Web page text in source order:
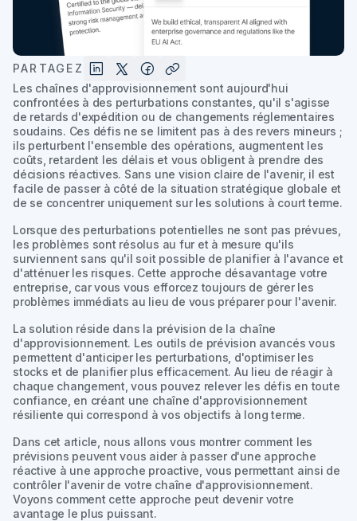
PARTAGEZ
Les chaînes d'approvisionnement sont aujourd'hui
confrontées à des perturbations constantes, qu'il s'agisse
de retards d'expédition ou de changements réglementaires
soudains. Ces défis ne se limitent pas à des revers mineurs ;
ils perturbent l'ensemble des opérations, augmentent les
coûts, retardent les délais et vous obligent à prendre des
décisions réactives. Sans une vision claire de l'avenir, il est
facile de passer à côté de la situation stratégique globale et
de se concentrer uniquement sur les solutions à court terme.
Lorsque des perturbations potentielles ne sont pas prévues,
les problèmes sont résolus au fur et à mesure qu'ils
surviennent sans qu'il soit possible de planifier à l'avance et
d'atténuer les risques. Cette approche désavantage votre
entreprise, car vous vous efforcez toujours de gérer les
problèmes immédiats au lieu de vous préparer pour l'avenir.
La solution réside dans la prévision de la chaîne
d'approvisionnement. Les outils de prévision avancés vous
permettent d'anticiper les perturbations, d'optimiser les
stocks et de planifier plus efficacement. Au lieu de réagir à
chaque changement, vous pouvez relever les défis en toute
confiance, en créant une chaîne d'approvisionnement
résiliente qui correspond à vos objectifs à long terme.
Dans cet article, nous allons vous montrer comment les
prévisions peuvent vous aider à passer d'une approche
réactive à une approche proactive, vous permettant ainsi de
contrôler l'avenir de votre chaîne d'approvisionnement.
Voyons comment cette approche peut devenir votre
avantage le plus puissant.